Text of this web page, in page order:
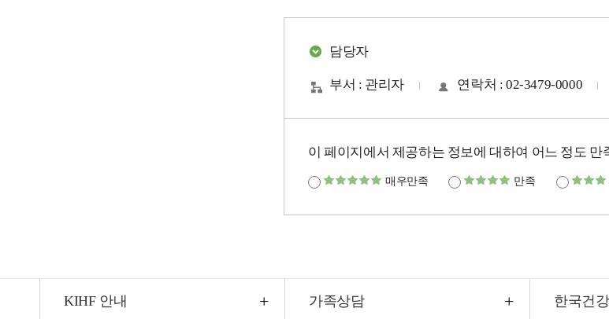
담당자
부서 : 관리자 연락처 : 02-3479-0000
이 페이지에서 제공하는 정보에 대하여 어느 정도 만
매우만족 만족
KIHF 안내 가족상담 한국건